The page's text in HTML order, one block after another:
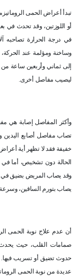
تبدأ أعراض الحمى
أو اللوزتين، وقد تحدث في
في درجة الحرارة تصاحبه
وساخنة ومؤلمة عند
إلى ثماني وأربعين ساعة من
ليصيب مفاصل أخرى.
وأكثر المفاصل إصابة هي
تصاب مفاصل أصابع اليدين
خفيفة فقد لا تظهر أية
الحالة دون تشخيص، أما
وقد يصاب المريض بضيق في
يصاب بتورم الساقين،
أن عدم علاج نوبة الحمى
صمامات القلب، حيث يحدث
حدوث تضيق أو تسريب فيها.
عديدة من نوبة الحمى